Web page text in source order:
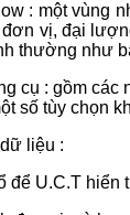
: một vùng
đơn vị, đại
thường như
cụ : gồm các
số tùy chọn
liệu :
để U.C.T hiển